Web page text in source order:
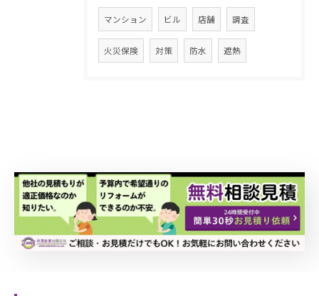
マンション ビル 店舗 調査
火災保険 対策 防水 遮熱